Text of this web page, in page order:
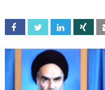
Facebook Twitter Linkedin Xing